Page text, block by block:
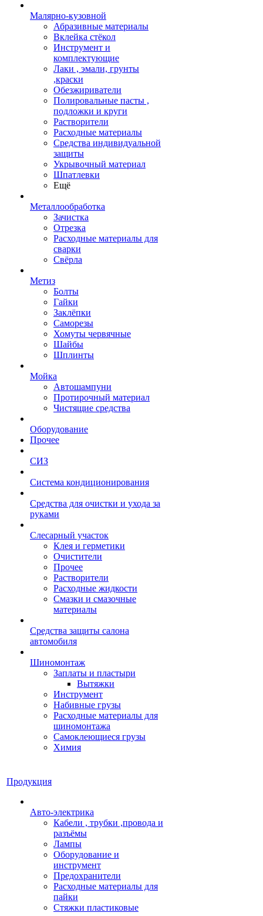
Малярно-кузовной
Абразивные материалы
Вклейка стёкол
Инструмент и
комплектующие
Лаки , эмали, грунты
,краски
Обезжириватели
Полировальные пасты ,
подложки и круги
Растворители
Расходные материалы
Средства индивидуальной
защиты
Укрывочный материал
Шпатлевки
Ещё
Металлообработка
Зачистка
Отрезка
Расходные материалы для
сварки
Свёрла
Метиз
Болты
Гайки
Заклёпки
Саморезы
Хомуты червячные
Шайбы
Шплинты
Мойка
Автошампуни
Протирочный материал
Чистящие средства
Оборудование
Прочее
СИЗ
Система кондиционирования
Средства для очистки и ухода за
руками
Слесарный участок
Клея и герметики
Очистители
Прочее
Растворители
Расходные жидкости
Смазки и смазочные
материалы
Средства защиты салона
автомобиля
Шиномонтаж
Заплаты и пластыри
Вытяжки
Инструмент
Набивные грузы
Расходные материалы для
шиномонтажа
Самоклеющиеся грузы
Химия
Продукция
Авто-электрика
Кабели , трубки ,провода и
разъёмы
Лампы
Оборудование и
инструмент
Предохранители
Расходные материалы для
пайки
Стяжки пластиковые